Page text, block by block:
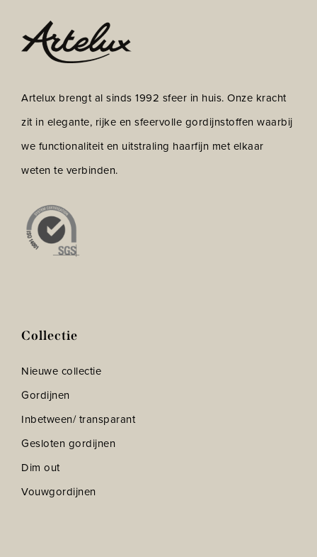
Artelux brengt al sinds 1992 sfeer in huis. Onze kracht
zit in elegante, rijke en sfeervolle gordijnstoffen waarbij
we functionaliteit en uitstraling haarfijn met elkaar
weten te verbinden.
Collectie
Nieuwe collectie
Gordijnen
Inbetween/ transparant
Gesloten gordijnen
Dim out
Vouwgordijnen